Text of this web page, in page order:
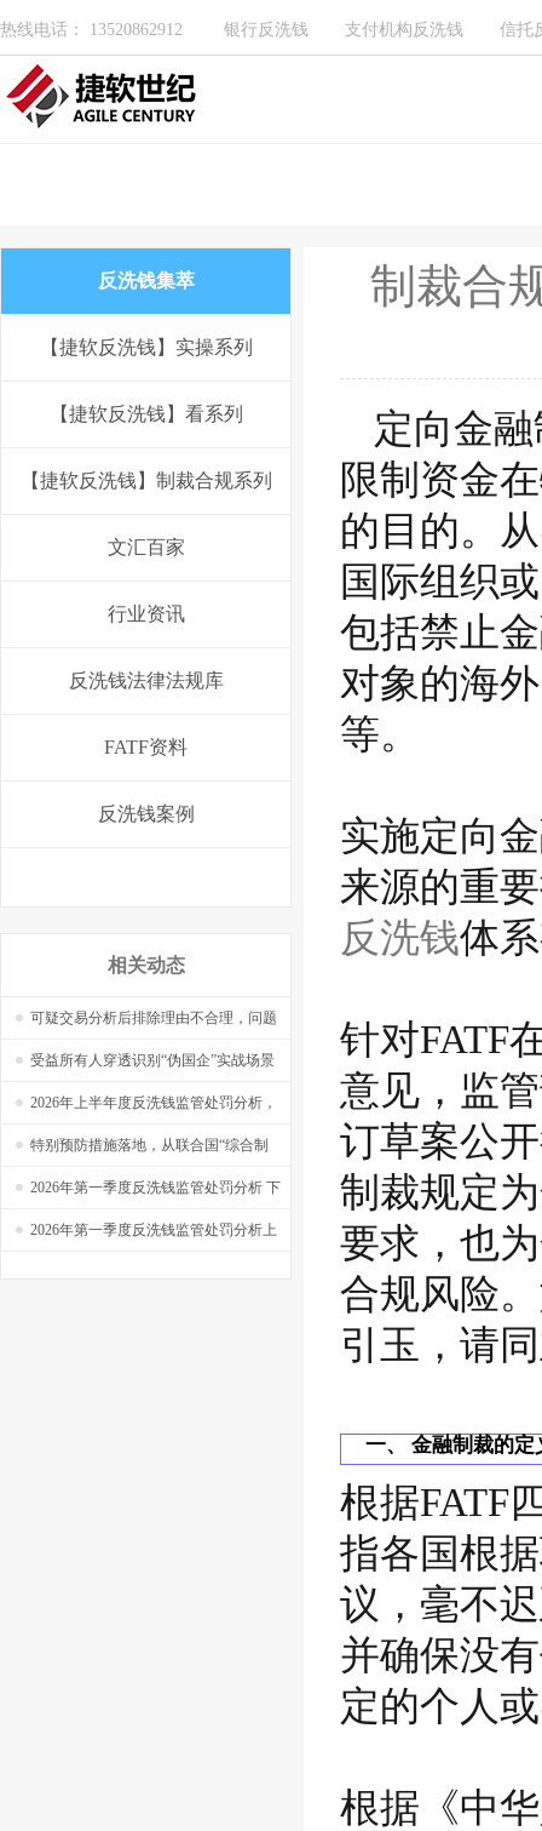
热线电话： 13520862912 银行反洗钱 支付机构反洗钱 信托
反洗钱集萃
【捷软反洗钱】实操系列
【捷软反洗钱】看系列
【捷软反洗钱】制裁合规系列
文汇百家
行业资讯
反洗钱法律法规库
FATF资料
反洗钱案例
相关动态
可疑交易分析后排除理由不合理，问题
在哪里，怎么改？——【捷软反洗钱】
实操系列之四十六
受益所有人穿透识别“伪国企”实战场景
——【捷软反洗钱】实操系列之四十五
2026年上半年度反洗钱监管处罚分析，
新规生效，半年罚单超过4亿！
特别预防措施落地，从联合国“综合制
裁”到“定向金融制裁”，你看懂了吗？
——【捷软反洗钱】看系列之十八
2026年第一季度反洗钱监管处罚分析 下
2026年第一季度反洗钱监管处罚分析上
制裁合
定向金融
限制资金
的目的。
国际组织
包括禁止
对象的海
等。
实施定向
来源的重
反洗钱体
针对FATF
意见，监
订草案公
制裁规定
要求，也
合规风险
引玉，请
一、 金融制裁的定
根据FATF
指各国根
议，毫不
并确保没
定的个人
根据《中